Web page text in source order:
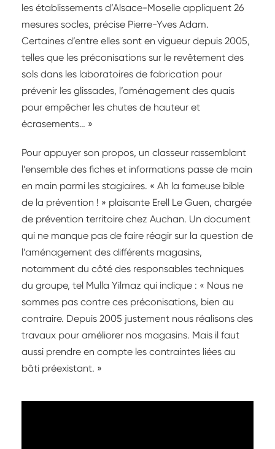
les établissements d’Alsace-Moselle appliquent 26
mesures socles, précise Pierre-Yves Adam.
Certaines d’entre elles sont en vigueur depuis 2005,
telles que les préconisations sur le revêtement des
sols dans les laboratoires de fabrication pour
prévenir les glissades, l’aménagement des quais
pour empêcher les chutes de hauteur et
écrasements… »
Pour appuyer son propos, un classeur rassemblant
l’ensemble des fiches et informations passe de main
en main parmi les stagiaires. « Ah la fameuse bible
de la prévention ! » plaisante Erell Le Guen, chargée
de prévention territoire chez Auchan. Un document
qui ne manque pas de faire réagir sur la question de
l’aménagement des différents magasins,
notamment du côté des responsables techniques
du groupe, tel Mulla Yilmaz qui indique : « Nous ne
sommes pas contre ces préconisations, bien au
contraire. Depuis 2005 justement nous réalisons des
travaux pour améliorer nos magasins. Mais il faut
aussi prendre en compte les contraintes liées au
bâti préexistant. »